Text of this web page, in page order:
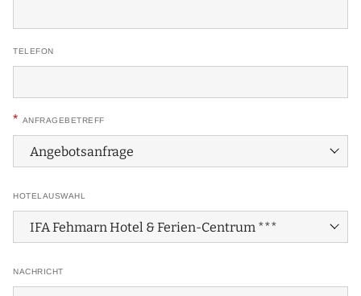
TELEFON
* ANFRAGEBETREFF
HOTELAUSWAHL
NACHRICHT